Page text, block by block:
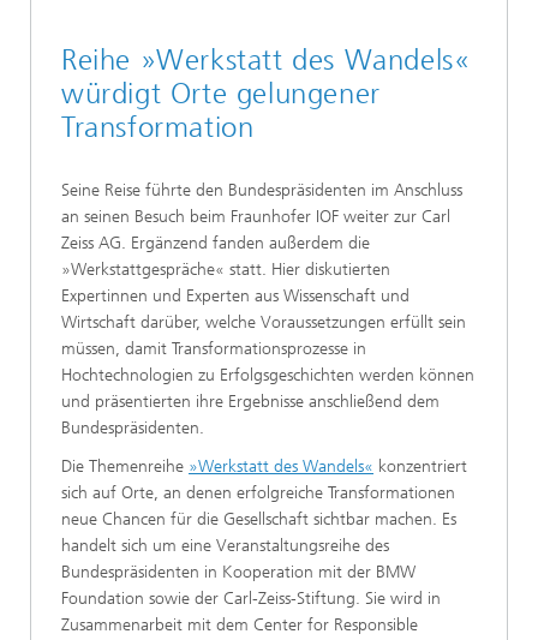
Reihe »Werkstatt des Wandels«
würdigt Orte gelungener
Transformation
Seine Reise führte den Bundespräsidenten im Anschluss
an seinen Besuch beim Fraunhofer IOF weiter zur Carl
Zeiss AG. Ergänzend fanden außerdem die
»Werkstattgespräche« statt. Hier diskutierten
Expertinnen und Experten aus Wissenschaft und
Wirtschaft darüber, welche Voraussetzungen erfüllt sein
müssen, damit Transformationsprozesse in
Hochtechnologien zu Erfolgsgeschichten werden können
und präsentierten ihre Ergebnisse anschließend dem
Bundespräsidenten.
Die Themenreihe »Werkstatt des Wandels« konzentriert
sich auf Orte, an denen erfolgreiche Transformationen
neue Chancen für die Gesellschaft sichtbar machen. Es
handelt sich um eine Veranstaltungsreihe des
Bundespräsidenten in Kooperation mit der BMW
Foundation sowie der Carl-Zeiss-Stiftung. Sie wird in
Zusammenarbeit mit dem Center for Responsible